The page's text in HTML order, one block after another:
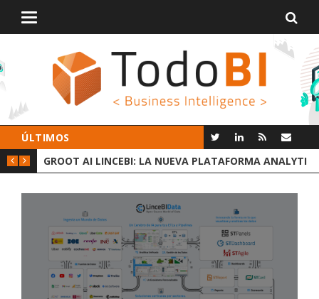
Alternar
ÚLTIMOS
GROOT AI LINCEBI: LA NUEVA PLATAFORMA